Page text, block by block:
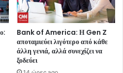
Bank of America: Η Gen Z
αποταμιεύει λιγότερο από κάθε
άλλη γενιά, αλλά συνεχίζει να
ξοδεύει